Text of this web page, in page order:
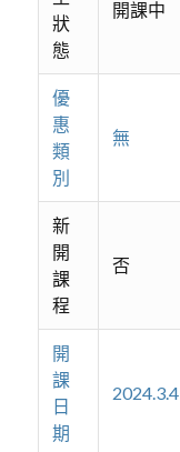
狀
態
開課中
優
惠
類
別
無
新
開
課
程
否
開
課
日
期
2024.3.4